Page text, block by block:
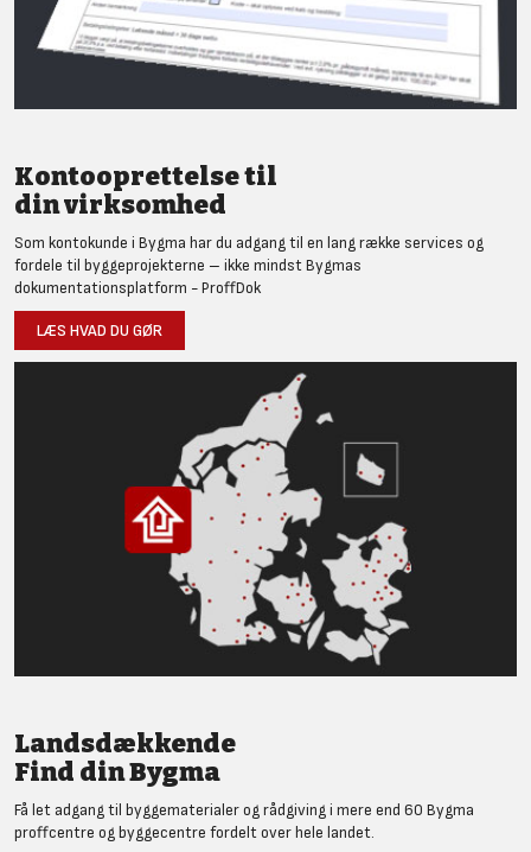
Kontooprettelse til
din virksomhed
Som kontokunde i Bygma har du adgang til en lang række services og
fordele til byggeprojekterne – ikke mindst Bygmas
dokumentationsplatform - ProffDok
LÆS HVAD DU GØR
Landsdækkende
Find din Bygma
Få let adgang til byggematerialer og rådgiving i mere end 60 Bygma
proffcentre og byggecentre fordelt over hele landet.